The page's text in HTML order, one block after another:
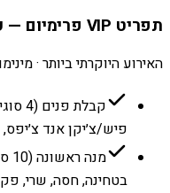
תפריט VIP פרימיום — על האש בשרים מובחרים
האירוע היוקרתי ביותר · מינימום 100
פיש/צ׳יקן אנד
בטחינה, חסה, שרי,